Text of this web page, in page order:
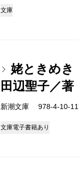
文庫
姥ときめき
田辺聖子／著
新潮文庫 978-4-10-
文庫電子書籍あり